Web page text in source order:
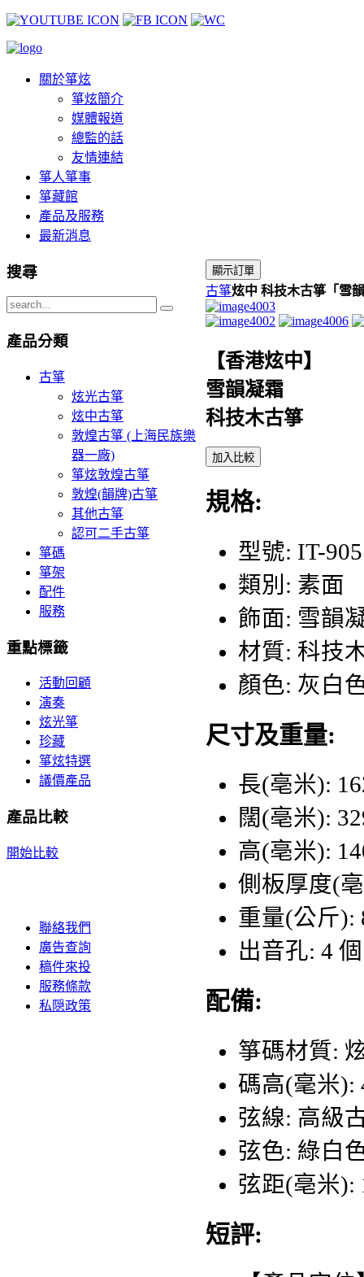
關於箏炫
箏炫簡介
媒體報道
總監的話
友情連結
箏人箏事
箏藏館
產品及服務
最新消息
古箏炫中 科技木古箏「雪
【香港炫中】
雪韻凝霜
科技木古箏
加入比較
規格:
型號: IT-905
類別: 素面
飾面: 雪韻
材質: 科技
顏色: 灰白
尺寸及重量:
長(亳米):
闊(亳米):
高(亳米):
側板厚度(
重量(公斤):
出音孔: 4 個
配備:
箏碼材質:
碼高(毫米):
弦線: 高級
弦色: 綠白
弦距(亳米):
短評:
搜尋
產品分類
古箏
炫光古箏
炫中古箏
敦煌古箏 (上海民族樂
器一廠)
箏炫敦煌古箏
敦煌(韻牌)古箏
其他古箏
認可二手古箏
箏碼
箏架
配件
服務
重點標籤
活動回顧
演奏
炫光箏
珍藏
箏炫特選
議價產品
產品比較
開始比較
聯絡我們
廣告查詢
稿件來投
服務條款
私隠政策